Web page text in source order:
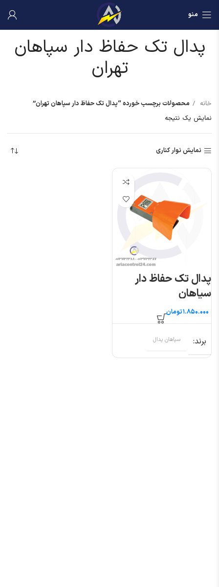
منو
پدال تک حفاظ دار سپاهان
تهران
خانه
محصولات برچسب خورده “پدال تک حفاظ دار سپاهان تهران”
نمایش یک نتیجه
نمایش نوار کناری
پدال تک حفاظ دار
سپاهان
تومان
برند سپاهان پدال